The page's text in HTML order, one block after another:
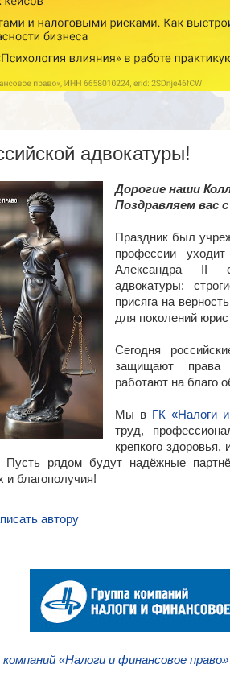
адвокатуры!
Дорогие наши
Поздравляем вас
Праздник был
профессии
Александра II
адвокатуры:
присяга на
для поколений
Сегодня
защищают права
работают на благо
Мы в ГК «Налоги
труд,
крепкого
Пусть рядом будут надёжные
и благополучия!
автору
компаний «Налоги и финансовое